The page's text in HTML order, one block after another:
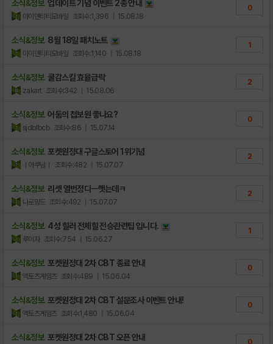
소식&정보 업데이트 기념 이벤트 2종 안내
아이덴티티모바일 조회수:1,396 | 15.08.18
0
소식&정보 8월 18일 패치노트
아이덴티티모바일 조회수:1,140 | 15.08.18
1
소식&정보 쿨감스킬 효율급락
zakart 조회수:342 | 15.08.06
2
소식&정보 어둠의 첩보원 좋나요?
sjdbfbcb 조회수:86 | 15.07.14
0
소식&정보 포켓원정대 구글스토어 1위기념
ㅣ아쿠님ㅣ 조회수:482 | 15.07.07
2
소식&정보 리셋 열번정디ㅡ햇는데ㅋ
나로밍드 조회수:492 | 15.07.07
2
소식&정보 4성 힐러 전체힐 전승관련팁 입니다.
루이자 조회수:754 | 15.06.27
1
소식&정보 포켓원정대 2차 CBT 종료 안내
액토즈게임즈 조회수:489 | 15.06.04
0
소식&정보 포켓원정대 2차 CBT 설문조사 이벤트 안내!
액토즈게임즈 조회수:1,480 | 15.06.04
0
소식&정보 포켓원정대 2차 CBT 오픈 안내 0